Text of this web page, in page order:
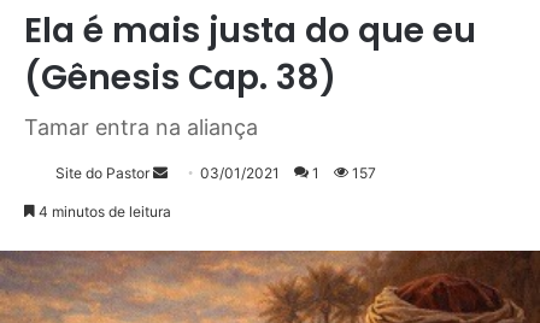
Ela é mais justa do que eu
(Gênesis Cap. 38)
Tamar entra na aliança
Site do Pastor
Mande
mail
03/01/2021 1 157
4 minutos de leitura